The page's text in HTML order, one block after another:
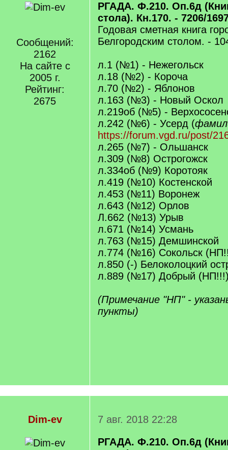
Сообщений:
2162
На сайте с
2005 г.
Рейтинг:
2675
РГАДА. Ф.210. Оп.6д
стола). Кн.170. - 7206/
Годовая сметная книга
Белгородским столом. -
л.1 (№1) - Нежегольск
л.18 (№2) - Короча
л.70 (№2) - Яблонов
л.163 (№3) - Новый Оскол
л.219об (№5) -
л.242 (№6) - Усерд (
https://forum.vgd.ru/post/
л.265 (№7) - Ольшанск
л.309 (№8) Острогожск
л.334об (№9) Коротояк
л.419 (№10) Костенской
л.453 (№11) Воронеж
л.643 (№12) Орлов
Л.662 (№13) Урыв
л.671 (№14) Усмань
л.763 (№15) Демшинской
л.774 (№16) Сокольск
л.850 (-) Белоколоцкий
л.889 (№17) Добрый
(Примечание "НП" -
пункты)
Dim-ev
7 авг. 2018 22:28
РГАДА. Ф.210. Оп.6д